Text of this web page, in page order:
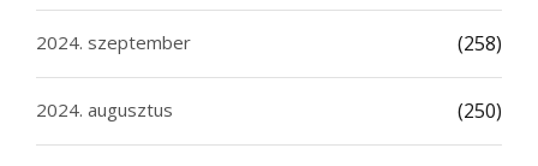
2024. szeptember (258)
2024. augusztus (250)